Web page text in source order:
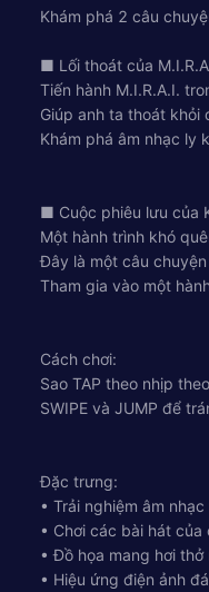
Khám phá 2 câu
■ Lối thoát của
Tiến hành M.I.R.A.I.
Giúp anh ta thoát khỏi
Khám phá âm nhạc ly
■ Cuộc phiêu lưu của
Một hành trình khó
Đây là một câu
Tham gia vào một
Cách chơi:
Sao TAP theo nhịp
SWIPE và JUMP để
Đặc trưng:
• Trải nghiệm âm
• Chơi các bài hát
• Đồ họa mang hơi
• Hiệu ứng điện ảnh